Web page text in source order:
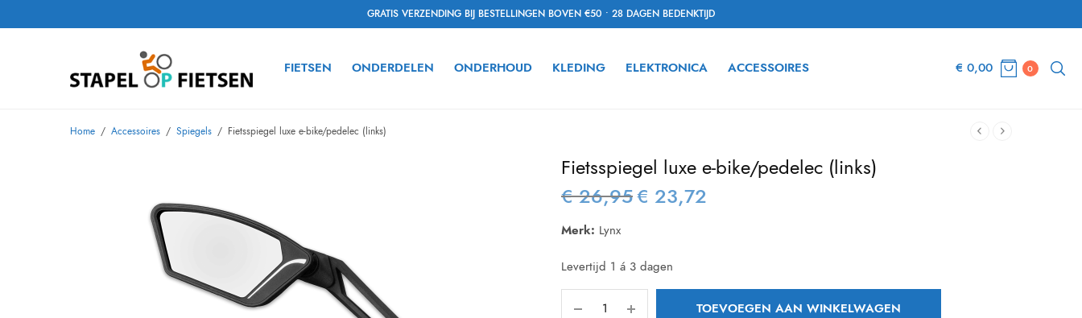
GRATIS VERZENDING BIJ BESTELLINGEN BOVEN €50 • 28 DAGEN BEDENKTIJD
FIETSEN ONDERDELEN ONDERHOUD KLEDING ELEKTRONICA ACCESSOIRES € 0,00 0
Home / Accessoires / Spiegels / Fietsspiegel luxe e-bike/pedelec (links)
Fietsspiegel luxe e-bike/pedelec (links)
€26,95 Oorspronkelijke
€ 23,72
Merk: Lynx
Levertijd 1 á 3 dagen
TOEVOEGEN AAN WINKELWAGEN